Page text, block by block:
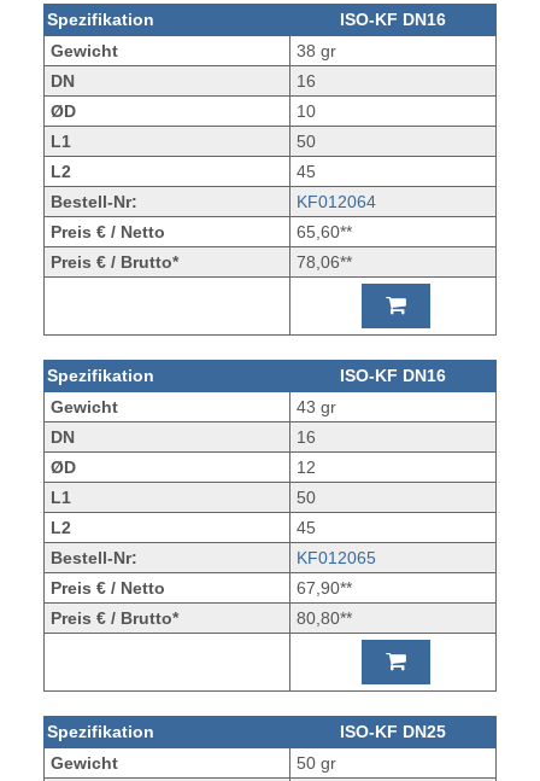
Spezifikation
ISO-KF DN16
Gewicht
38 gr
DN
16
ØD
10
L1
50
L2
45
Bestell-Nr:
KF012064
Preis € / Netto
65,60**
Preis € / Brutto*
78,06**
Spezifikation
ISO-KF DN16
Gewicht
43 gr
DN
16
ØD
12
L1
50
L2
45
Bestell-Nr:
KF012065
Preis € / Netto
67,90**
Preis € / Brutto*
80,80**
Spezifikation
ISO-KF DN25
Gewicht
50 gr